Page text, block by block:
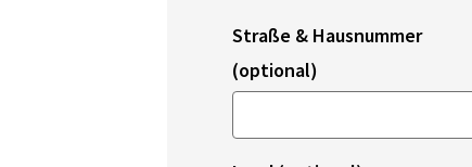
Straße & Hausnummer
(optional)